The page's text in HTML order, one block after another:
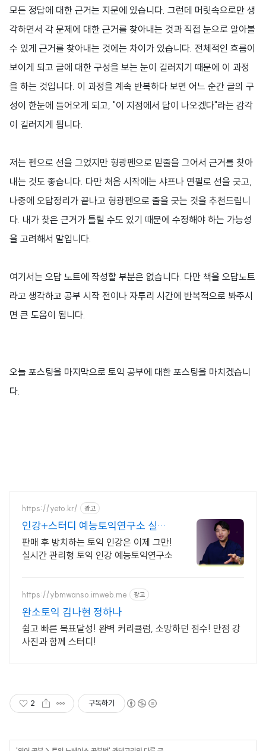
모든 정답에 대한 근거는 지문에 있습니다. 그런데 머릿속으로만 생
각하면서 각 문제에 대한 근거를 찾아내는 것과 직접 눈으로 알아볼
수 있게 근거를 찾아내는 것에는 차이가 있습니다. 전체적인 흐름이
보이게 되고 글에 대한 구성을 보는 눈이 길러지기 때문에 이 과정
을 하는 것입니다. 이 과정을 계속 반복하다 보면 어느 순간 글의 구
성이 한눈에 들어오게 되고, "이 지점에서 답이 나오겠다"라는 감각
이 길러지게 됩니다.
저는 펜으로 선을 그었지만 형광펜으로 밑줄을 그어서 근거를 찾아
내는 것도 좋습니다. 다만 처음 시작에는 샤프나 연필로 선을 긋고,
나중에 오답정리가 끝나고 형광펜으로 줄을 긋는 것을 추천드립니
다. 내가 찾은 근거가 틀릴 수도 있기 때문에 수정해야 하는 가능성
을 고려해서 말입니다.
여기서는 오답 노트에 작성할 부분은 없습니다. 다만 책을 오답노트
라고 생각하고 공부 시작 전이나 자투리 시간에 반복적으로 봐주시
면 큰 도움이 됩니다.
오늘 포스팅을 마지막으로 토익 공부에 대한 포스팅을 마치겠습니
다.
https://yeto.kr/ 광고
인강+스터디 예능토익연구소 실시
간 관리 받는 토익 인강
판매 후 방치하는 토익 인강은 이제 그만!
실시간 관리형 토익 인강 예능토익연구소
https://ybmwanso.imweb.me 광고
완소토익 김나현 정하나
쉽고 빠른 목표달성! 완벽 커리큘럼, 소망하던 점수! 만점 강
사진과 함께 스터디!
2 구독하기